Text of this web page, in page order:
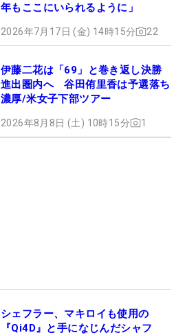
年もここにいられるように」
2026年7月17日 (金) 14時15分 22
伊藤二花は「69」と巻き返し決勝
進出圏内へ 谷田侑里香は予選落ち
濃厚/米女子下部ツアー
2026年8月8日 (土) 10時15分 1
シェフラー、マキロイも使用の
『Qi4D』と手になじんだシャフ